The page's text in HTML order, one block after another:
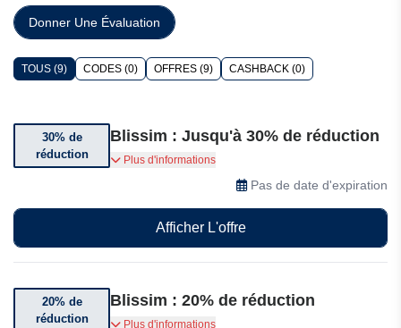
Donner Une Évaluation
TOUS (9) CODES (0) OFFRES (9) CASHBACK (0)
30% de
réduction
Blissim : Jusqu'à 30% de réduction
Profitez de jusqu'à 30% de réduction sur une
Plus d'informations
Pas de date d'expiration
Afficher L'offre
20% de
réduction
Blissim : 20% de réduction
Profitez de 20% de réduction sur SPLENDIST
Plus d'informations